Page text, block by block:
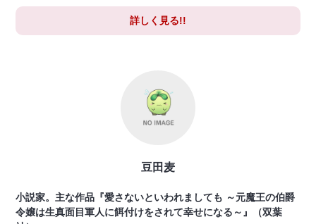
詳しく見る!!
豆田麦
小説家。主な作品『愛さないといわれましても ～元魔王の伯爵
令嬢は生真面目軍人に餌付けをされて幸せになる～』（双葉